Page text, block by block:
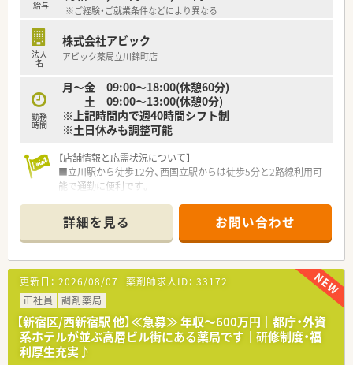
す。
全社月平均の残業時間も7.3時間程度と少なめで負担が抑えられ
ています。
時間を下回る水準で、メリハリのある働き方が実現可能です。
【こんな方が活躍中】
■調剤未経験からスタートした若手から、病院やドラッグストア
います。
■仕事と家庭の両立を大切にするパパ・ママ薬剤師も多く、育休
復帰率98パーセントという数字がその働きやすさを物語ってい
■マネジメントに興味がある20代や30代の層が、店長候補とし
て早期に責任あるポジションを任され、やりがいを感じていま
す。
給与 ※ご経験・ご就業条件などにより異なる
法人
名
株式会社アビック
アビック薬局立川錦町店
勤務
時間
月～金 09:00～18:00(休憩60分)
土 09:00～13:00(休憩0分)
※上記時間内で週40時間シフト制
※土日休みも調整可能
【店舗情報と応需状況について】
■立川駅から徒歩12分、西国立駅からは徒歩5分と2路線利用可
能で通勤に便利です。
合科目を応需しています。
■処方箋は1日あたり平均40枚から60枚程度で、現在はパート薬
剤師3名体制で運営中です。
【勤務実態について】
■年間休日は123日と充実しており、日曜祝日のほかシフトによ
る固定休を取得できます。
■有給休暇の平均消化日数は11.8日と高く、夏季休暇や年末年始
休暇も取得可能です。
■全店舗の平均残業時間は月間約9.9時間程度と、ワークライフ
バランスを重視しています。
詳細を見る お問い合わせ
更新日： 2026/08/07 薬剤師求人ID： 33172
正社員
調剤薬局
【新宿区/西新宿駅 他】≪急募≫ 年収～600万円｜都庁・外資
系ホテルが並ぶ高層ビル街にある薬局です｜研修制度・福
利厚生充実♪